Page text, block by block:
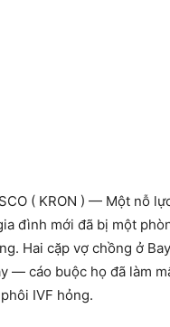
( KRON ) — Một nỗ
đình mới đã bị một
Hai cặp vợ chồng ở
— cáo buộc họ đã làm
IVF hỏng.